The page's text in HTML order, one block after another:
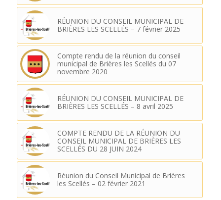
RÉUNION DU CONSEIL MUNICIPAL DE
BRIÈRES LES SCELLÉS – 7 février 2025
Compte rendu de la réunion du conseil
municipal de Brières les Scellés du 07
novembre 2020
RÉUNION DU CONSEIL MUNICIPAL DE
BRIÈRES LES SCELLÉS – 8 avril 2025
COMPTE RENDU DE LA RÉUNION DU
CONSEIL MUNICIPAL DE BRIÈRES LES
SCELLÉS DU 28 JUIN 2024
Réunion du Conseil Municipal de Brières
les Scellés – 02 février 2021